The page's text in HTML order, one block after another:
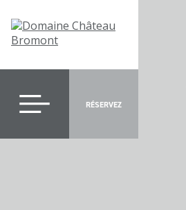
RÉSERVEZ